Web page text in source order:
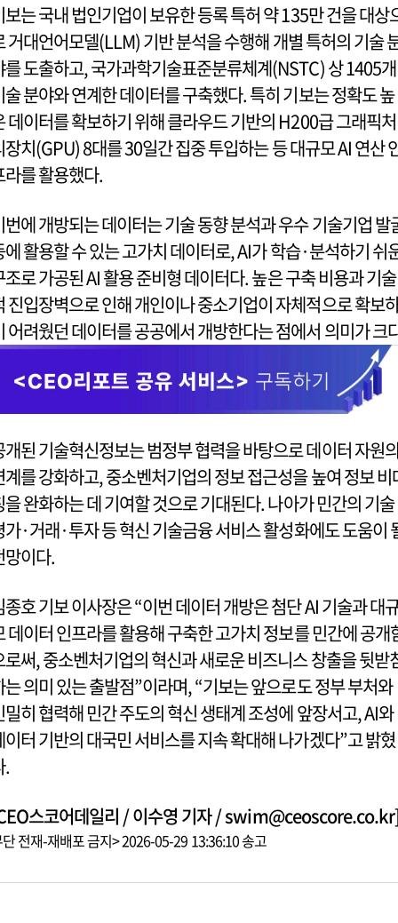
보는 국내 법인기업이 보유한 등록 특허 약 135만 건을 대상
거대언어모델(LLM) 기반 분석을 수행해 개별 특허의 기술
를 도출하고, 국가과학기술표준분류체계(NSTC) 상 1405개
술 분야와 연계한 데이터를 구축했다. 특히 기보는 정확도 높
데이터를 확보하기 위해 클라우드 기반의 H200급 그래픽처
장치(GPU) 8대를 30일간 집중 투입하는 등 대규모 AI 연산
라를 활용했다.
번에 개방되는 데이터는 기술 동향 분석과 우수 기술기업 발
에 활용할 수 있는 고가치 데이터로, AI가 학습·분석하기 쉬
조로 가공된 AI 활용 준비형 데이터다. 높은 구축 비용과 기술
진입장벽으로 인해 개인이나 중소기업이 자체적으로 확보
어려웠던 데이터를 공공에서 개방한다는 점에서 의미가 크
개된 기술혁신정보는 범정부 협력을 바탕으로 데이터 자원의
계를 강화하고, 중소벤처기업의 정보 접근성을 높여 정보 비
을 완화하는 데 기여할 것으로 기대된다. 나아가 민간의 기술
가·거래·투자 등 혁신 기술금융 서비스 활성화에도 도움이
망이다.
종호 기보 이사장은 “이번 데이터 개방은 첨단 AI 기술과 대
데이터 인프라를 활용해 구축한 고가치 정보를 민간에 공개
로써, 중소벤처기업의 혁신과 새로운 비즈니스 창출을 뒷받
는 의미 있는 출발점”이라며, “기보는 앞으로도 정부 부처와
밀히 협력해 민간 주도의 혁신 생태계 조성에 앞장서고, AI와
이터 기반의 대국민 서비스를 지속 확대해 나가겠다”고 밝혔
.
스코어데일리 / 이수영 기자 / swim@ceoscore.co.kr]
전재-재배포 금지> 2026-05-29 13:36:10 송고